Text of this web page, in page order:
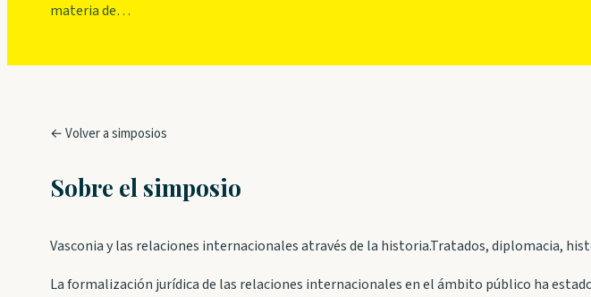
materia de…
← Volver a simposios
Sobre el simposio
Vasconia y las relaciones internacionales através de la historia.Tratados, diplomacia,
La formalización jurídica de las relaciones internacionales en el ámbito público ha